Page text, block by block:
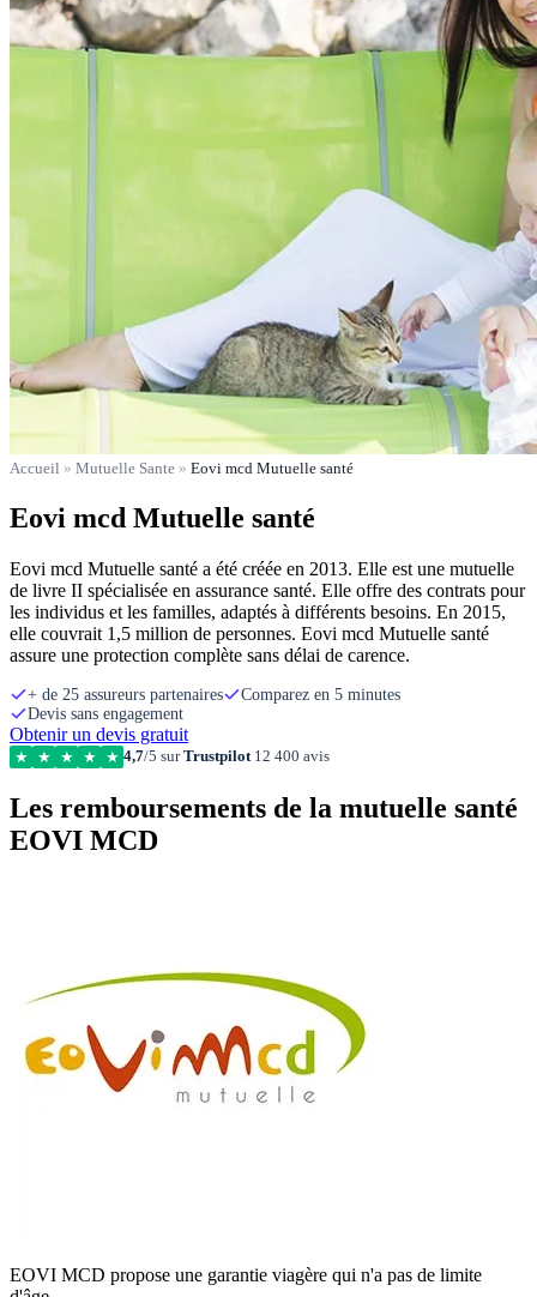
Accueil » Mutuelle Sante » Eovi mcd Mutuelle santé
Eovi mcd Mutuelle santé
Eovi mcd Mutuelle santé a été créée en 2013. Elle est une mutuelle
de livre II spécialisée en assurance santé. Elle offre des contrats pour
les individus et les familles, adaptés à différents besoins. En 2015,
elle couvrait 1,5 million de personnes. Eovi mcd Mutuelle santé
assure une protection complète sans délai de carence.
+ de 25 assureurs partenaires
Comparez en 5 minutes
Devis sans engagement
Obtenir un devis gratuit
★ ★ ★ ★ ★ 4,7/5 surTrustpilot12 400 avis
Les remboursements de la mutuelle santé
EOVI MCD
EOVI MCD propose une garantie viagère qui n'a pas de limite